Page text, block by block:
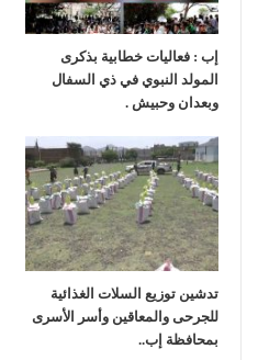
إب : فعاليات خطابية بذكرى
المولد النبوي في ذي السفال
وبعدان وحبيش .
تدشين توزيع السلات الغذائية
للجرحى والمعاقين وأسر الأسرى
بمحافظة إب..